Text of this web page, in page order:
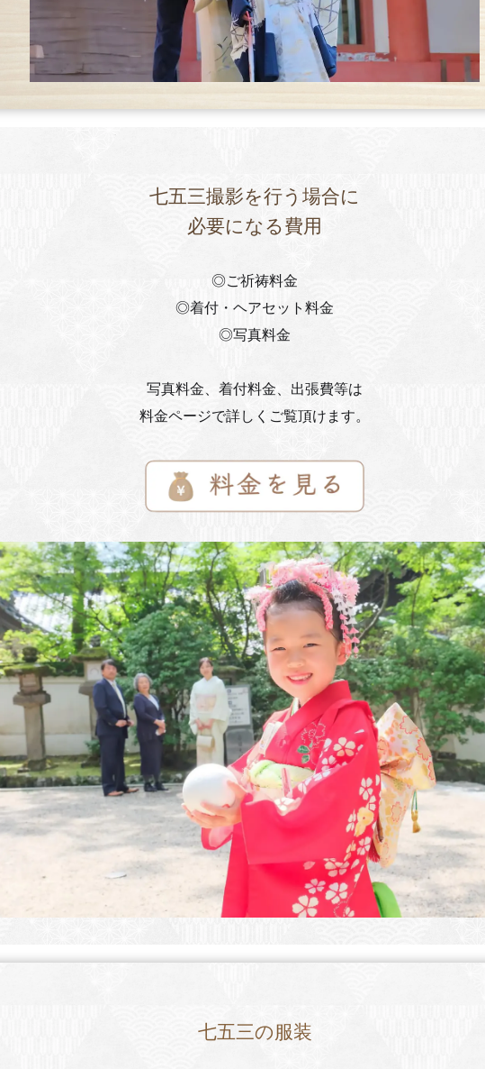
七五三撮影を行う場合に
必要になる費用
◎ご祈祷料金
◎着付・ヘアセット料金
◎写真料金
写真料金、着付料金、出張費等は
料金ページで詳しくご覧頂けます。
七五三の服装